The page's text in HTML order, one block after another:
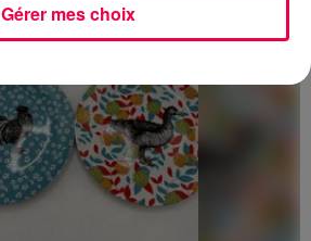
Gérer mes choix